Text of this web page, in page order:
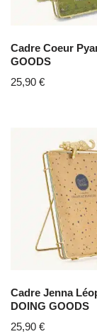
Cadre Coeur
GOODS
25,90 €
Cadre Jenna
DOING GOODS
25,90 €